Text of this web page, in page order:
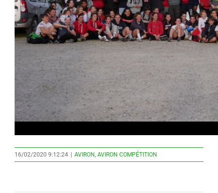
16/02/2020 9:12:24 AVIRON, AVIRON COMPÉTITION